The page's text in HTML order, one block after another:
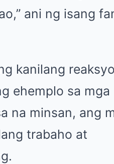
ani ng isang
kanilang
ehemplo sa mga
na minsan, ang
trabaho at